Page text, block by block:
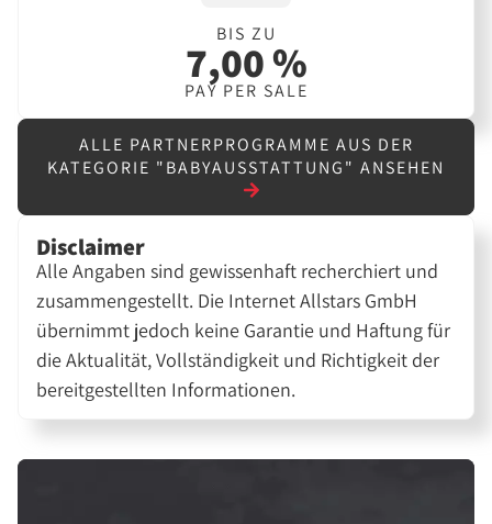
BIS ZU
7,00 %
PAY PER SALE
ALLE PARTNERPROGRAMME AUS DER
KATEGORIE "BABYAUSSTATTUNG" ANSEHEN
Disclaimer
Alle Angaben sind gewissenhaft recherchiert und
zusammengestellt. Die Internet Allstars GmbH
übernimmt jedoch keine Garantie und Haftung für
die Aktualität, Vollständigkeit und Richtigkeit der
bereitgestellten Informationen.